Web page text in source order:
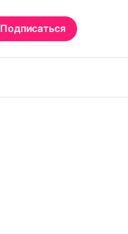
Подписаться